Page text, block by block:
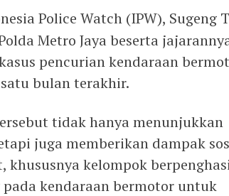
Police Watch (IPW), Sugeng
Metro Jaya beserta
pencurian kendaraan
bulan terakhir.
tidak hanya menunjukkan
juga memberikan dampak
khususnya kelompok
kendaraan bermotor untuk